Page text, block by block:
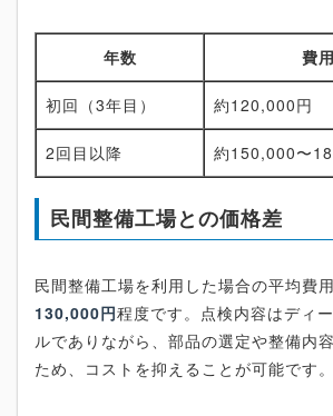
年数 費
初回（3年目） 約120,000円
2回目以降 約150,000〜
民間整備工場との価格差
民間整備工場を利用した場合の平均費
130,000円程度です。点検内容はディ
ルでありながら、部品の選定や整備内
ため、コストを抑えることが可能です。